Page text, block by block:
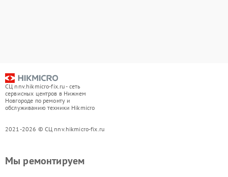
СЦ nnv.hikmicro-fix.ru - сеть
сервисных центров в Нижнем
Новгороде по ремонту и
обслуживанию техники Hikmicro
2021-2026 © СЦ nnv.hikmicro-fix.ru
Мы ремонтируем